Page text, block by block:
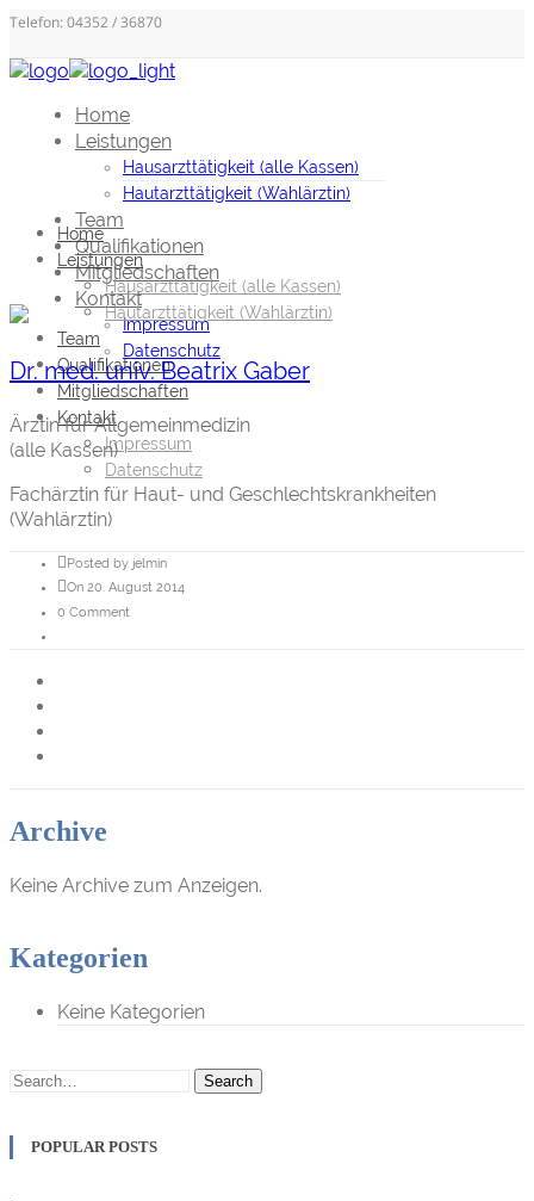
Telefon: 04352 / 36870
Home
Leistungen
Hausarzttätigkeit (alle Kassen)
Hautarzttätigkeit (Wahlärztin)
Team
Qualifikationen
Mitgliedschaften
Kontakt
Impressum
Datenschutz
Home
Leistungen
Hausarzttätigkeit (alle Kassen)
Hautarzttätigkeit (Wahlärztin)
Team
Qualifikationen
Mitgliedschaften
Kontakt
Impressum
Datenschutz
Dr. med. univ. Beatrix Gaber
Ärztin für Allgemeinmedizin
(alle Kassen)
Fachärztin für Haut- und Geschlechtskrankheiten
(Wahlärztin)
Posted by jelmin
On 20. August 2014
0 Comment
Archive
Keine Archive zum Anzeigen.
Kategorien
Keine Kategorien
Search
POPULAR POSTS